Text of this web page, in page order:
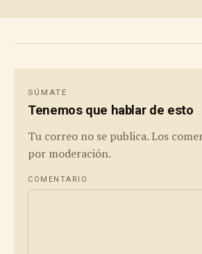
SÚMATE
Tenemos que hablar de esto
Tu correo no se publica. Los
por moderación.
COMENTARIO